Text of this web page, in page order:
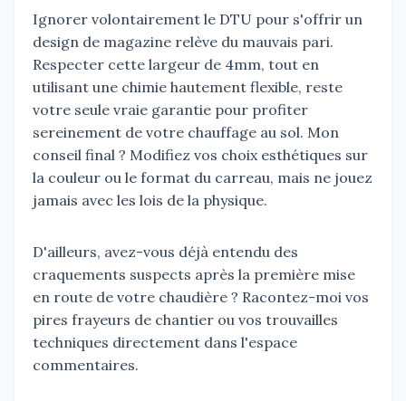
Ignorer volontairement le DTU pour s'offrir un
design de magazine relève du mauvais pari.
Respecter cette largeur de 4mm, tout en
utilisant une chimie hautement flexible, reste
votre seule vraie garantie pour profiter
sereinement de votre chauffage au sol. Mon
conseil final ? Modifiez vos choix esthétiques sur
la couleur ou le format du carreau, mais ne jouez
jamais avec les lois de la physique.
D'ailleurs, avez-vous déjà entendu des
craquements suspects après la première mise
en route de votre chaudière ? Racontez-moi vos
pires frayeurs de chantier ou vos trouvailles
techniques directement dans l'espace
commentaires.